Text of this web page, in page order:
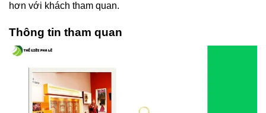
hơn với khách tham quan.
Thông tin tham quan